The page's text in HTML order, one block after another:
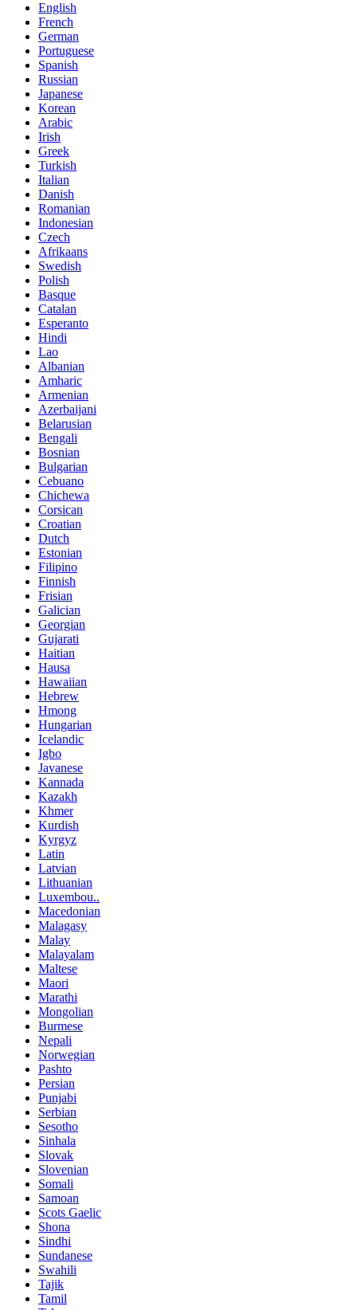
English
French
German
Portuguese
Spanish
Russian
Japanese
Korean
Arabic
Irish
Greek
Turkish
Italian
Danish
Romanian
Indonesian
Czech
Afrikaans
Swedish
Polish
Basque
Catalan
Esperanto
Hindi
Lao
Albanian
Amharic
Armenian
Azerbaijani
Belarusian
Bengali
Bosnian
Bulgarian
Cebuano
Chichewa
Corsican
Croatian
Dutch
Estonian
Filipino
Finnish
Frisian
Galician
Georgian
Gujarati
Haitian
Hausa
Hawaiian
Hebrew
Hmong
Hungarian
Icelandic
Igbo
Javanese
Kannada
Kazakh
Khmer
Kurdish
Kyrgyz
Latin
Latvian
Lithuanian
Luxembou..
Macedonian
Malagasy
Malay
Malayalam
Maltese
Maori
Marathi
Mongolian
Burmese
Nepali
Norwegian
Pashto
Persian
Punjabi
Serbian
Sesotho
Sinhala
Slovak
Slovenian
Somali
Samoan
Scots Gaelic
Shona
Sindhi
Sundanese
Swahili
Tajik
Tamil